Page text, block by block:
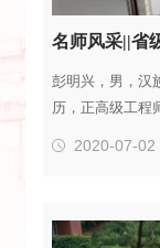
名师风采||省
彭明兴，男，汉
历，正高级工程
评价等国家级、
2020-07-02